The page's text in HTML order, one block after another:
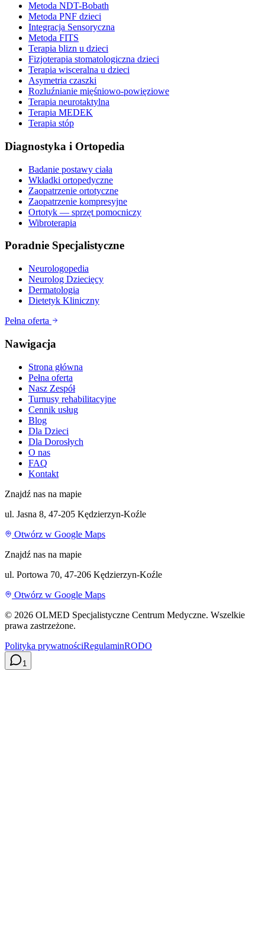
Metoda NDT-Bobath
Metoda PNF dzieci
Integracja Sensoryczna
Metoda FITS
Terapia blizn u dzieci
Fizjoterapia stomatologiczna dzieci
Terapia wisceralna u dzieci
Asymetria czaszki
Rozluźnianie mięśniowo-powięziowe
Terapia neurotaktylna
Terapia MEDEK
Terapia stóp
Diagnostyka i Ortopedia
Badanie postawy ciała
Wkładki ortopedyczne
Zaopatrzenie ortotyczne
Zaopatrzenie kompresyjne
Ortotyk — sprzęt pomocniczy
Wibroterapia
Poradnie Specjalistyczne
Neurologopedia
Neurolog Dziecięcy
Dermatologia
Dietetyk Kliniczny
Pełna oferta
Nawigacja
Strona główna
Pełna oferta
Nasz Zespół
Turnusy rehabilitacyjne
Cennik usług
Blog
Dla Dzieci
Dla Dorosłych
O nas
FAQ
Kontakt
Znajdź nas na mapie
ul. Jasna 8, 47-205 Kędzierzyn-Koźle
Otwórz w Google Maps
Znajdź nas na mapie
ul. Portowa 70, 47-206 Kędzierzyn-Koźle
Otwórz w Google Maps
© 2026 OLMED Specjalistyczne Centrum Medyczne. Wszelkie
prawa zastrzeżone.
Polityka prywatnościRegulaminRODO
1